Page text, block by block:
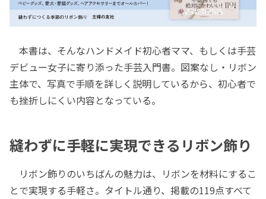
本書は、そんなハンドメイド初心者ママ、もしくは手芸
デビュー女子に寄り添った手芸入門書。図案なし・リボン
主体で、写真で手順を詳しく説明しているから、初心者で
も挫折しにくい内容となっている。
縫わずに手軽に実現できるリボン飾り
リボン飾りのいちばんの魅力は、リボンを材料にするこ
とで実現する手軽さ。タイトル通り、掲載の119点すべて